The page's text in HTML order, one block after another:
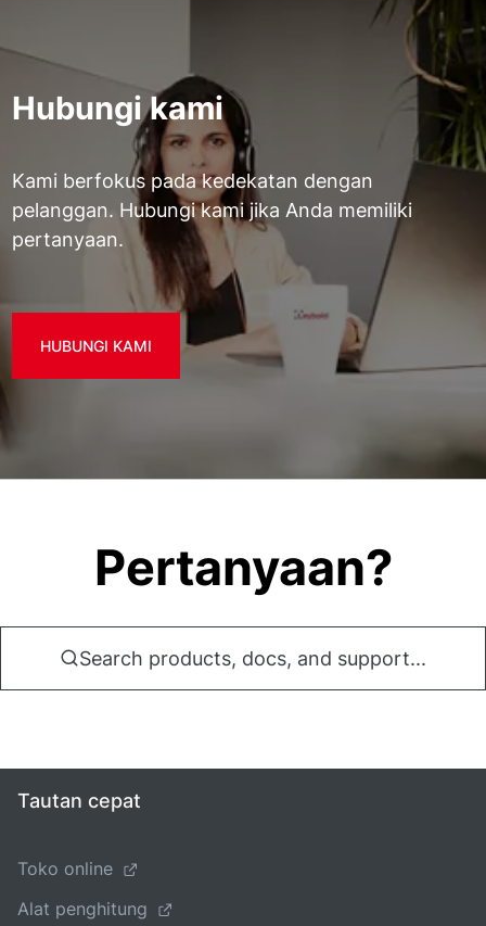
Hubungi kami
Kami berfokus pada kedekatan dengan
pelanggan. Hubungi kami jika Anda memiliki
pertanyaan.
HUBUNGI KAMI
Pertanyaan?
Search products, docs, and support...
Tautan cepat
Toko online
Alat penghitung